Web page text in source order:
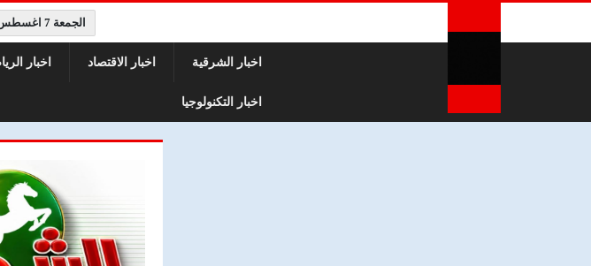
الجمعة 7 اغسطس 2026 الساعة 11:21 ص
اخبار الشرقية اخبار الاقتصاد اخبار
اخبار التكنولوجيا